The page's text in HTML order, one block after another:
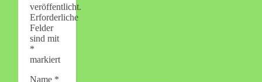
veröffentlicht.
Erforderliche
Felder
sind mit
*
markiert
Name *